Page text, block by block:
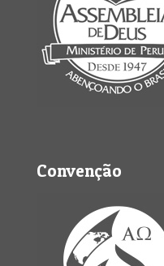
Convenção